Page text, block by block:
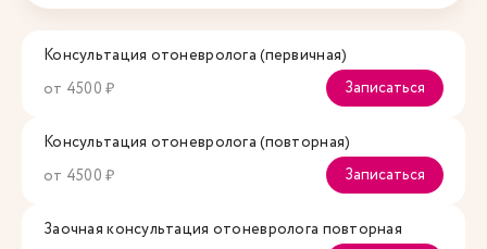
Консультация отоневролога (первичная)
от 4500 ₽
Записаться
Консультация отоневролога (повторная)
от 4500 ₽
Записаться
Заочная консультация отоневролога повторная